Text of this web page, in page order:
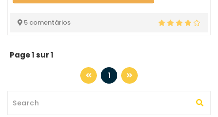
5 comentários
Page 1 sur 1
1